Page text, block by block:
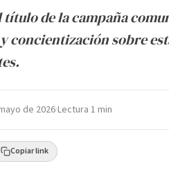
título de la campaña
concientización sobre
de 2026·Lectura 1 min
Copiar link